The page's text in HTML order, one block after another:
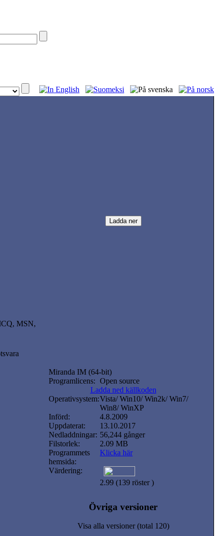
MSN,
Miranda IM (64-bit)
Programlicens: Open source
Ladda ned källkoden
Operativsystem:Vista/ Win10/ Win2k/ Win7/
Win8/ WinXP
Införd:
4.8.2009
Uppdaterat:
13.10.2017
Nedladdningar: 56,244 gånger
Filstorlek:
2.09 MB
Programmets
hemsida:
Klicka här
Värdering:
2.99 (139 röster )
Övriga versioner
Visa alla versioner (total 120)